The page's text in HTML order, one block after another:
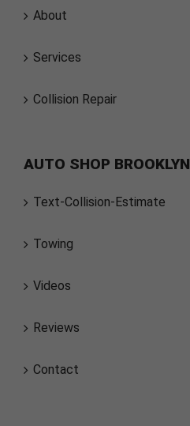
About
Services
Collision Repair
AUTO SHOP BROOKLYN
Text-Collision-Estimate
Towing
Videos
Reviews
Contact